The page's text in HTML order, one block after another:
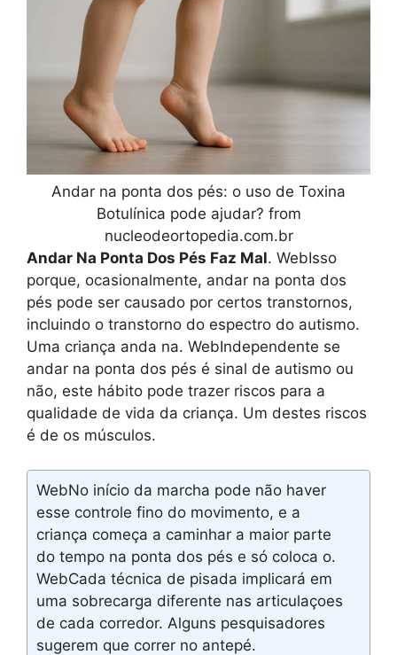
Andar na ponta dos pés: o uso de Toxina
Botulínica pode ajudar? from
nucleodeortopedia.com.br
Andar Na Ponta Dos Pés Faz Mal. WebIsso
porque, ocasionalmente, andar na ponta dos
pés pode ser causado por certos transtornos,
incluindo o transtorno do espectro do autismo.
Uma criança anda na. WebIndependente se
andar na ponta dos pés é sinal de autismo ou
não, este hábito pode trazer riscos para a
qualidade de vida da criança. Um destes riscos
é de os músculos.
WebNo início da marcha pode não haver
esse controle fino do movimento, e a
criança começa a caminhar a maior parte
do tempo na ponta dos pés e só coloca o.
WebCada técnica de pisada implicará em
uma sobrecarga diferente nas articulaçoes
de cada corredor. Alguns pesquisadores
sugerem que correr no antepé.